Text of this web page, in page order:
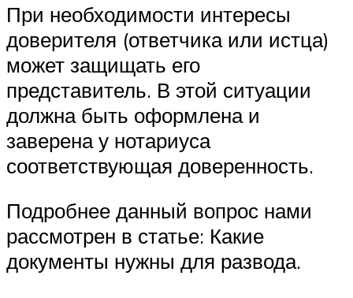
При необходимости интересы
доверителя (ответчика или истца)
может защищать его
представитель. В этой ситуации
должна быть оформлена и
заверена у нотариуса
соответствующая доверенность.
Подробнее данный вопрос нами
рассмотрен в статье: Какие
документы нужны для развода.